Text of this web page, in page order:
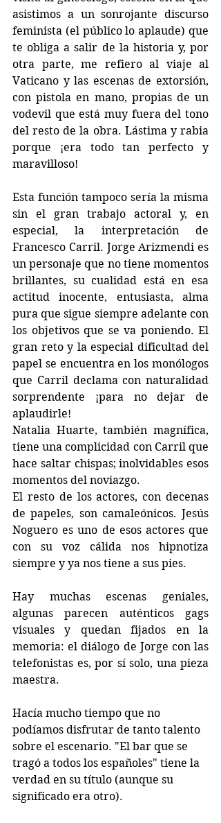
asistimos a un sonrojante discurso
feminista (el público lo aplaude) que
te obliga a salir de la historia y, por
otra parte, me refiero al viaje al
Vaticano y las escenas de extorsión,
con pistola en mano, propias de un
vodevil que está muy fuera del tono
del resto de la obra. Lástima y rabia
porque ¡era todo tan perfecto y
maravilloso!
Esta función tampoco sería la misma
sin el gran trabajo actoral y, en
especial, la interpretación de
Francesco Carril. Jorge Arizmendi es
un personaje que no tiene momentos
brillantes, su cualidad está en esa
actitud inocente, entusiasta, alma
pura que sigue siempre adelante con
los objetivos que se va poniendo. El
gran reto y la especial dificultad del
papel se encuentra en los monólogos
que Carril declama con naturalidad
sorprendente ¡para no dejar de
aplaudirle!
Natalia Huarte, también magnífica,
tiene una complicidad con Carril que
hace saltar chispas; inolvidables esos
momentos del noviazgo.
El resto de los actores, con decenas
de papeles, son camaleónicos. Jesús
Noguero es uno de esos actores que
con su voz cálida nos hipnotiza
siempre y ya nos tiene a sus pies.
Hay muchas escenas geniales,
algunas parecen auténticos gags
visuales y quedan fijados en la
memoria: el diálogo de Jorge con las
telefonistas es, por sí solo, una pieza
maestra.
Hacía mucho tiempo que no
podíamos disfrutar de tanto talento
sobre el escenario. "El bar que se
tragó a todos los españoles" tiene la
verdad en su título (aunque su
significado era otro).